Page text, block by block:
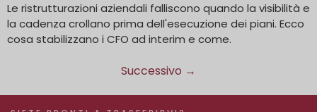
Le ristrutturazioni aziendali falliscono quando la visibilità e
la cadenza crollano prima dell'esecuzione dei piani. Ecco
cosa stabilizzano i CFO ad interim e come.
Successivo →